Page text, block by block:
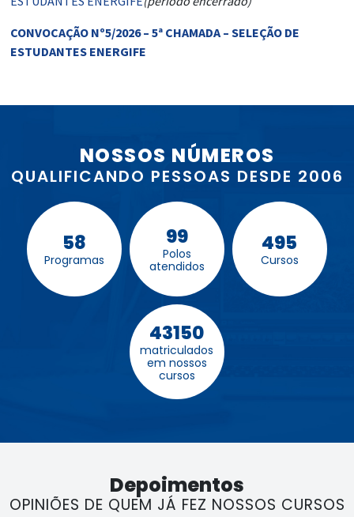
CONVOCAÇÃO Nº5/2026 – 5ª CHAMADA – SELEÇÃO DE
ESTUDANTES ENERGIFE
NOSSOS NÚMEROS
QUALIFICANDO PESSOAS DESDE 2006
58
Programas
99
Polos
atendidos
495
Cursos
43150
matriculados
em nossos
cursos
Depoimentos
OPINIÕES DE QUEM JÁ FEZ NOSSOS CURSOS